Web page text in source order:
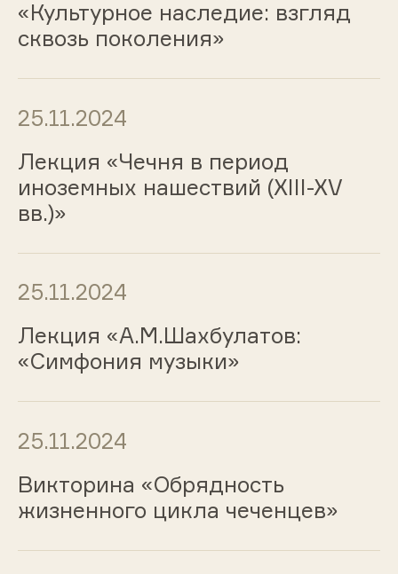
«Культурное наследие: взгляд
сквозь поколения»
25.11.2024
Лекция «Чечня в период
иноземных нашествий (XIII-XV
вв.)»
25.11.2024
Лекция «А.М.Шахбулатов:
«Симфония музыки»
25.11.2024
Викторина «Обрядность
жизненного цикла чеченцев»